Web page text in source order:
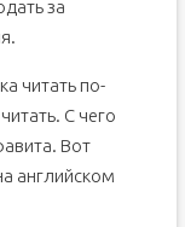
за
читать по-
С чего
Вот
английском